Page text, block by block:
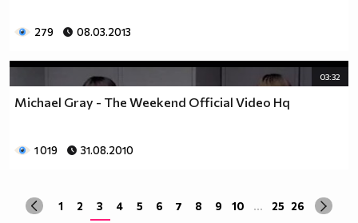
279 08.03.2013
03:32
Michael Gray - The Weekend Official Video Hq
1 019 31.08.2010
1 2 3 4 5 6 7 8 9 10 ... 25 26